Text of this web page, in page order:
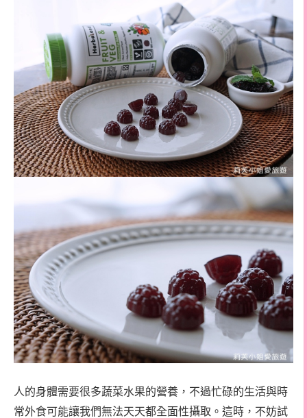
人的身體需要很多蔬菜水果的營養，不過忙碌的生活與時
常外食可能讓我們無法天天都全面性攝取。這時，不妨試